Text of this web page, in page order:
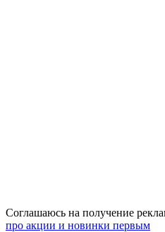
Соглашаюсь на получение
про акции и новинки первым